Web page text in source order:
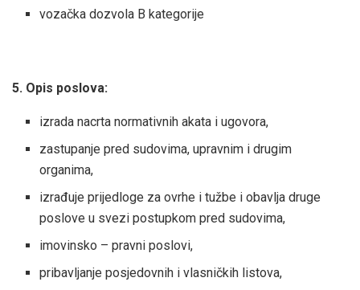
vozačka dozvola B kategorije
5. Opis poslova:
izrada nacrta normativnih akata i ugovora,
zastupanje pred sudovima, upravnim i drugim
organima,
izrađuje prijedloge za ovrhe i tužbe i obavlja druge
poslove u svezi postupkom pred sudovima,
imovinsko – pravni poslovi,
pribavljanje posjedovnih i vlasničkih listova,